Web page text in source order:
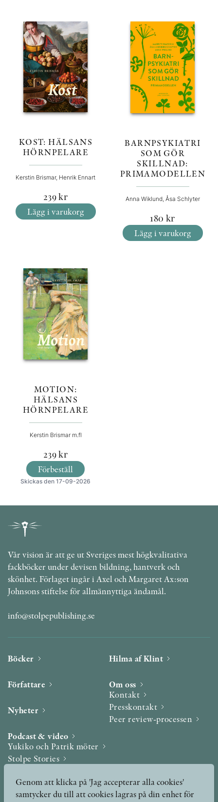
KOST: HÄLSANS
HÖRNPELARE
Kerstin Brismar, Henrik Ennart
239kr
Lägg i varukorg
BARNPSYKIATRI
SOM GÖR
SKILLNAD:
PRIMAMODELLEN
Anna Wiklund, Åsa Schlyter
180 kr
Lägg i varukorg
MOTION:
HÄLSANS
HÖRNPELARE
Kerstin Brismar m.fl
239kr
Förbeställ
Skickas den 17-09-2026
Vår vision är att ge ut Sveriges mest högkvalitativa
fackböcker under devisen bildning, hantverk och
skönhet. Förlaget ingår i Axel och Margaret Ax:son
Johnsons stiftelse för allmännyttiga ändamål.
info@stolpepublishing.se
Böcker
Författare
Nyheter
Podcast & video
Yukiko och Patrik möter
Stolpe Stories
Utmärkelser & Format
Hilma af Klint
Om oss
Kontakt
Presskontakt
Peer review-processen
Genom att klicka på 'Jag accepterar alla cookies'
samtycker du till att cookies lagras på din enhet för